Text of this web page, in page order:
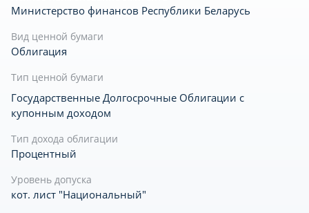
Министерство финансов Республики Беларусь
Вид ценной бумаги
Облигация
Тип ценной бумаги
Государственные Долгосрочные Облигации с
купонным доходом
Тип дохода облигации
Процентный
Уровень допуска
кот. лист "Национальный"